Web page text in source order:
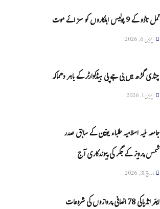
تمل ناڈو کے 9 پولیس اہلکاروں کو سزائے موت
اپریل 6, 2026
چنڈی گڑھ میں بی جے پی ہیڈکوارٹر کے باہر دھماکہ
اپریل 1, 2026
جامعہ ملیہ اسلامیہ طلباء یونین کے سابق صدر
شمس پرویز کے جگر کی پیوندکاری آج
مارچ 31, 2026
ایئر انڈیاکی 78 اضافی پروازوں کی شروعات